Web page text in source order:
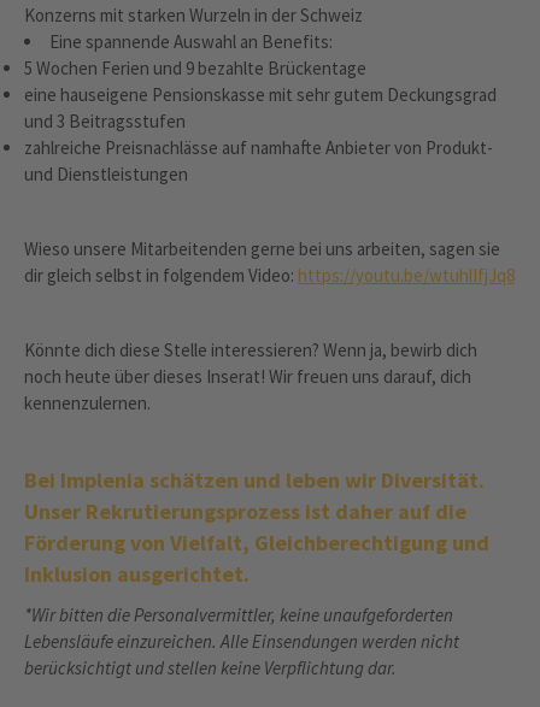
Konzerns mit starken Wurzeln in der Schweiz
Eine spannende Auswahl an Benefits:
5 Wochen Ferien und 9 bezahlte Brückentage
eine hauseigene Pensionskasse mit sehr gutem Deckungsgrad
und 3 Beitragsstufen
zahlreiche Preisnachlässe auf namhafte Anbieter von Produkt-
und Dienstleistungen
Wieso unsere Mitarbeitenden gerne bei uns arbeiten, sagen sie
dir gleich selbst in folgendem Video: https://youtu.be/wtuhlIfjJq8
Könnte dich diese Stelle interessieren? Wenn ja, bewirb dich
noch heute über dieses Inserat! Wir freuen uns darauf, dich
kennenzulernen.
Bei Implenia schätzen und leben wir Diversität.
Unser Rekrutierungsprozess ist daher auf die
Förderung von Vielfalt, Gleichberechtigung und
Inklusion ausgerichtet.
*Wir bitten die Personalvermittler, keine unaufgeforderten
Lebensläufe einzureichen. Alle Einsendungen werden nicht
berücksichtigt und stellen keine Verpflichtung dar.